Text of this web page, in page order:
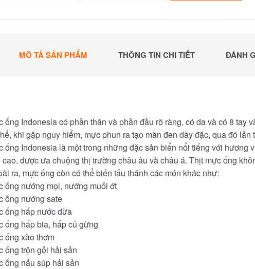
MÔ TẢ SẢN PHẨM THÔNG TIN CHI TIẾT ĐÁNH
ống Indonesia có phần thân và phần đầu rõ ràng, có da và có 8 tay
khi gặp nguy hiểm, mực phun ra tạo màn đen dày đặc, qua đó lẫn
ống Indonesia là một trong những đặc sản biển nổi tiếng với hương
cao, được ưa chuộng thị trường châu âu và châu á. Thịt mực ống
ra, mực ống còn có thể biến tấu thánh các món khác như:
ống nướng mọi, nướng muối ớt
ống nướng sate
ống hấp nước dừa
ống hấp bia, hấp củ gừng
ống xào thơm
ống trộn gỏi hải sản
ống nấu súp hải sản